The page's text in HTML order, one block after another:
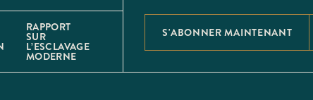
RAPPORT
SUR
L’ESCLAVAGE
MODERNE
S'ABONNER MAINTENANT